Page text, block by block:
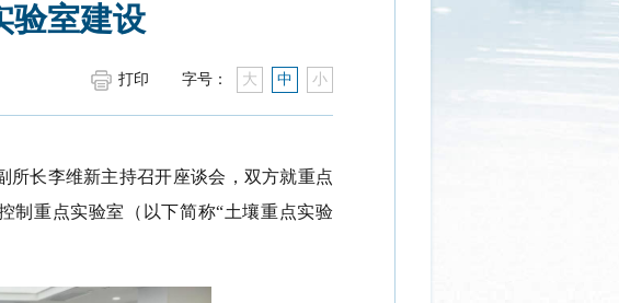
验室建设
字号： 大 中 小
打印
所长李维新主持召开座谈会，双方就重点
制重点实验室（以下简称“土壤重点实验